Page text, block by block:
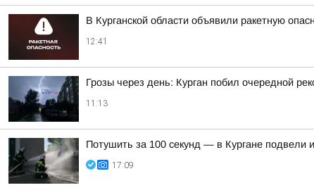
В Курганской области объявили ракетную
12:41
Грозы через день: Курган побил очередной
11:13
Потушить за 100 секунд — в Кургане подвели
17:09